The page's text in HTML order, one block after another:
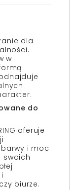
dla
w
do
oferuje
i moc
swoich
biurze.